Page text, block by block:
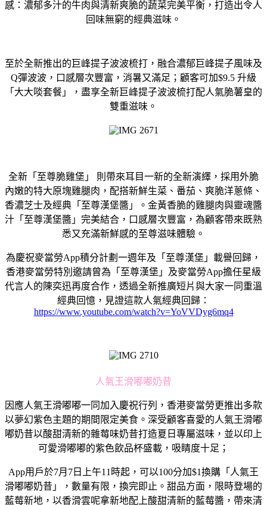
感：濃郁多汁的牛肉與清新爽脆的蔬菜完美平衡，打造出令人
回味無窮的經典滋味。
至於全新推出的巨峰提子波波梳打，融合濃郁巨峰提子風味及
Q彈波波，口感層次豐富，消暑又滿足；顧客可加$9.5 升級
「大大啖套餐」，盡享全新巨峰提子波波梳打配人氣脆薯皇的
雙重滋味。
全新「至尊脆雞堡」 則帶來耳目一新的全新演繹，採用外脆
內嫩的特大原塊雞腿肉，配搭新鮮生菜、番茄、爽脆洋蔥條、
香濃芝士及經典「至尊漢堡醬」。金黃香脆的雞腿肉與靈魂醬
汁「至尊漢堡醬」完美結合，口感層次豐富，為顧客帶來既熟
悉又充滿新鮮感的至尊滋味體驗。
為慶祝麥當勞App積分計劃一週年及「至尊漢堡」載譽回歸，
香港麥當勞特別邀請曾為「至尊漢堡」及麥當勞App擔任星級
代言人的陳奕迅再度合作，透過全新推廣短片與大家一同重溫
經典回憶，見證這款人氣經典回歸：
https://www.youtube.com/watch?v=YoVVDyg6mq4
人氣王滑嘟嘟奶昔
因應人氣王滑嘟嘟一同加入慶祝行列，香港麥當勞更推出多款
以夢幻紫色主題的期間限定美食。深受顧客喜愛的人氣王滑嘟
嘟奶昔以酸甜清新的雜莓味奶昔打造夏日專屬滋味，並以印上
可愛滑嘟嘟的紫色飲品杯盛載，吸睛度十足；
App用戶於7月7日上午11時起，可以100分加$1換購「人氣王
滑嘟嘟奶昔」，數量有限，換完即止。甜品方面，限時登場的
藍莓新地，以香滑雲呢拿新地配上酸甜清新的藍莓醬，帶來清